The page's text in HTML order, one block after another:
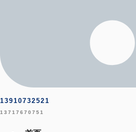
13910732521
13717670751